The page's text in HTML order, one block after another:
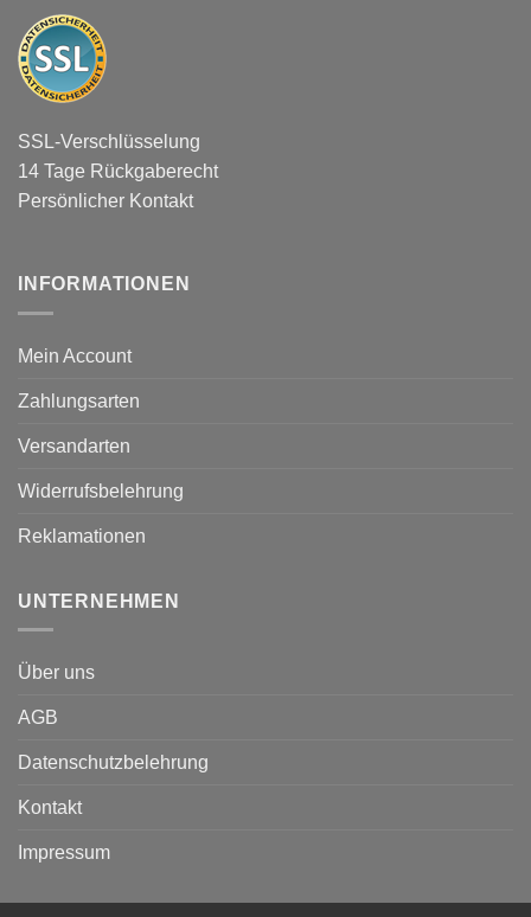
SSL-Verschlüsselung
14 Tage Rückgaberecht
Persönlicher Kontakt
INFORMATIONEN
Mein Account
Zahlungsarten
Versandarten
Widerrufsbelehrung
Reklamationen
UNTERNEHMEN
Über uns
AGB
Datenschutzbelehrung
Kontakt
Impressum